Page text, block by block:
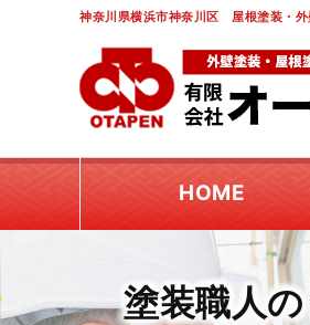
神奈川県横浜市神奈川区 屋根塗装・
HOME
塗装職人